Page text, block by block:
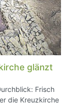
glänzt
Frisch
die Kreuzkirche